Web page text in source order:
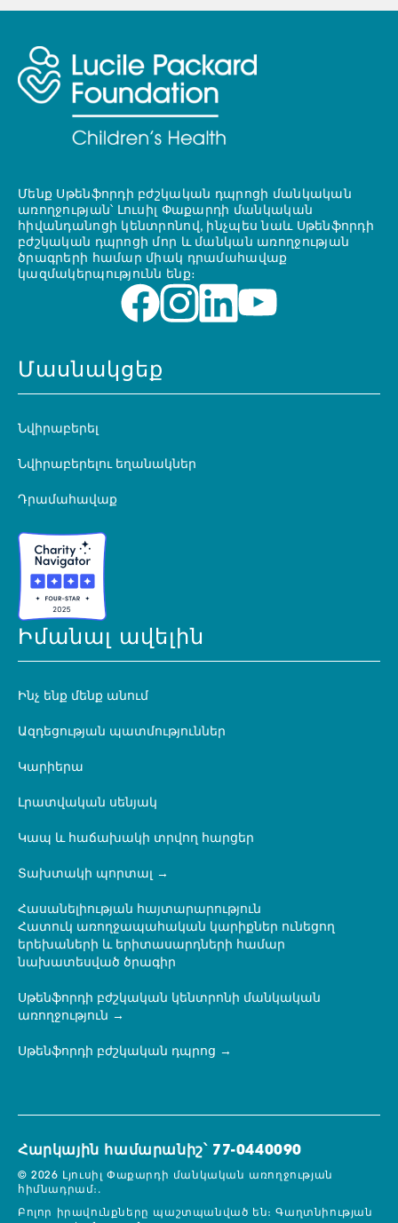
Մենք Սթենֆորդի բժշկական դպրոցի մանկական
առողջության՝ Լուսիլ Փաքարդի մանկական
հիվանդանոցի կենտրոնով, ինչպես նաև Սթենֆորդի
բժշկական դպրոցի մոր և մանկան առողջության
ծրագրերի համար միակ դրամահավաք
կազմակերպությունն ենք։
Մասնակցեք
Նվիրաբերել
Նվիրաբերելու եղանակներ
Դրամահավաք
Իմանալ ավելին
Ինչ ենք մենք անում
Ազդեցության պատմություններ
Կարիերա
Լրատվական սենյակ
Կապ և հաճախակի տրվող հարցեր
Տախտակի պորտալ
Հասանելիության հայտարարություն
Հատուկ առողջապահական կարիքներ ունեցող
երեխաների և երիտասարդների համար
նախատեսված ծրագիր
Սթենֆորդի բժշկական կենտրոնի մանկական
առողջություն
Սթենֆորդի բժշկական դպրոց
Հարկային համարանիշ՝ 77-0440090
© 2026 Լյուսիլ Փաքարդի մանկական առողջության
հիմնադրամ։.
Բոլոր իրավունքները պաշտպանված են։Գաղտնիության